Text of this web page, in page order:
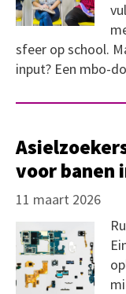
sfeer op school.
input? Een mbo-
voor banen
11 maart 2026